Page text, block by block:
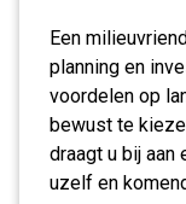
Een
planning en
voordelen op
bewust te
draagt u bij
uzelf en